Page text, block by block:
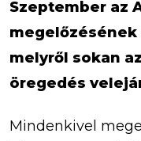
Szeptember az
megelőzésének
melyről sokan
öregedés
Mindenkivel